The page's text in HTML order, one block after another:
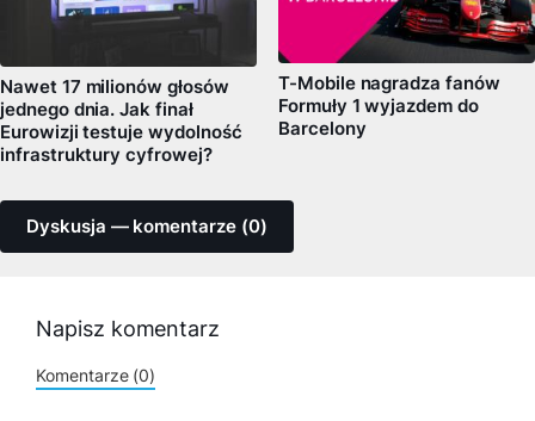
Nawet 17 milionów głosów
jednego dnia. Jak finał
Eurowizji testuje wydolność
infrastruktury cyfrowej?
T-Mobile nagradza fanów
Formuły 1 wyjazdem do
Barcelony
Dyskusja — komentarze (0)
Napisz komentarz
Komentarze (0)